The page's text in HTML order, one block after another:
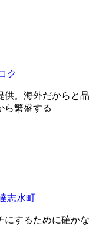
ク
供。海外だからと品
ら繁盛する
志水町
にするために確かな